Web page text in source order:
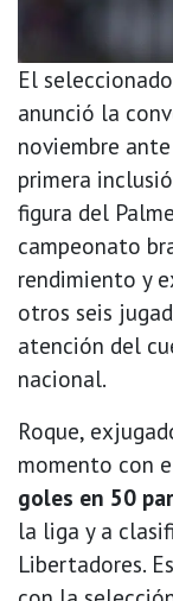
El
anunció la
noviembre ante
primera
figura del
campeonato
rendimiento y
otros seis
atención del
nacional.
Roque,
momento con
goles en 50
la liga y a
Libertadores.